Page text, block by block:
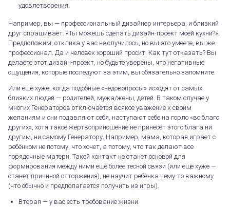
Причины неудовлетворённости Генератора
удовлетворения.
Например, вы — профессиональный дизайнер интерьера, и близкий
друг спрашивает: «Ты можешь сделать дизайн-проект моей кухни?».
Предположим, отклика у вас не случилось, но вы это умеете, вы же
профессионал. Да и человек хороший просит. Как тут отказать? Вы
делаете этот дизайн-проект, но будьте уверены, что негативные
ощущения, которые последуют за этим, вы обязательно запомните.
Или ещё хуже, когда подобные «недовопросы» исходят от самых
близких людей — родителей, мужа/жены, детей. В таком случае у
многих Генераторов отключается всякое уважение к своим
желаниям и они подавляют себя, наступают себе на горло «во благо
других», хотя такое жертвоприношение не принесёт этого блага ни
другим, ни самому Генератору. Например, мама, которая играет с
ребёнком не потому, что хочет, а потому, что так делают все
порядочные матери. Такой контакт не станет основой для
формирования между ними ещё более тесной связи (или ещё хуже —
станет причиной отторжения), не научит ребёнка чему-то важному
(что обычно и предполагается получить из игры).
Вторая — у вас есть требование жизни.